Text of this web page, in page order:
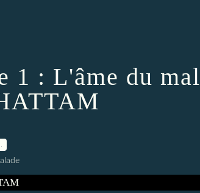
1 : L'âme du mal